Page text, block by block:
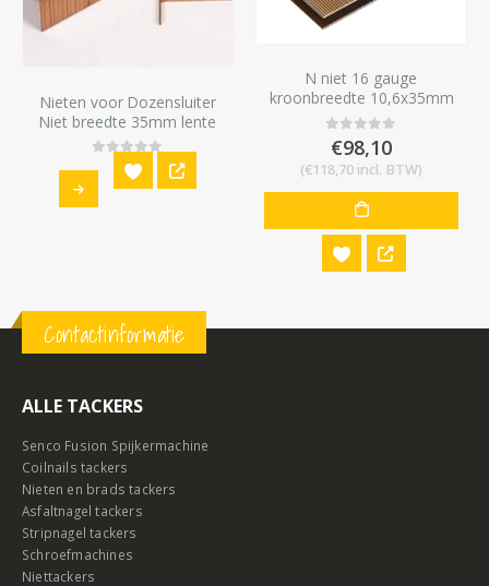
Nieten voor Dozensluiter
Niet breedte 35mm lente
15mm 2000 st
out of 5
N niet 16 gauge
kroonbreedte 10,6x35mm
10,000 stuks
0out of 5
€98,10
(€118,70 incl. BTW)
Contactinformatie
ALLE TACKERS
Senco Fusion Spijkermachine
Coilnails tackers
Nieten en brads tackers
Asfaltnagel tackers
Stripnagel tackers
Schroefmachines
Niettackers